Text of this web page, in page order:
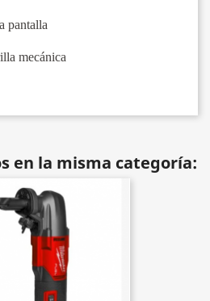
pantalla
mecánica
en la misma categoría: